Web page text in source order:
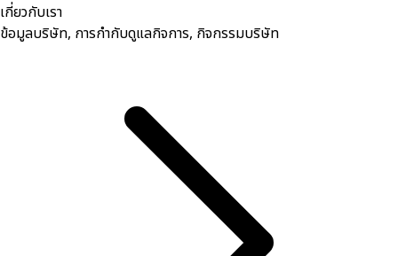
เกี่ยวกับเรา
ข้อมูลบริษัท, การกำกับดูแลกิจการ, กิจกรรมบริษัท